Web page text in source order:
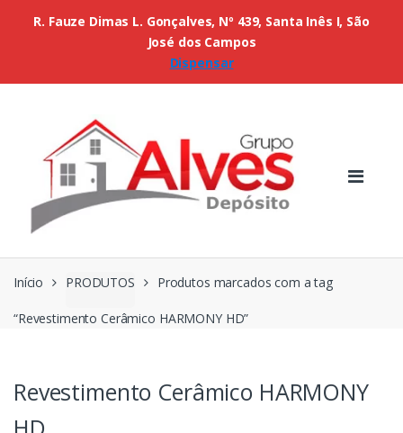
Início PRODUTOS Produtos marcados com a tag
“Revestimento Cerâmico HARMONY HD”
Revestimento Cerâmico HARMONY
R. Fauze Dimas L. Gonçalves, Nº 439, Santa Inês I, São
José dos Campos
Dispensar